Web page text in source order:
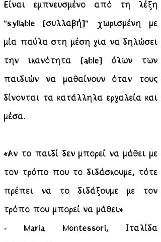
Είναι εμπνευσμένο από τη λέξη
"syllable [συλλαβή]" χωρισμένη με
μία παύλα στη μέση για να δηλώσει
την ικανότητα [able] όλων των
παιδιών να μαθαίνουν όταν τους
δίνονται τα κατάλληλα εργαλεία και
μέσα.
«Αν το παιδί δεν μπορεί να μάθει με
τον τρόπο που το διδάσκουμε, τότε
πρέπει να το διδάξουμε με τον
τρόπο που μπορεί να μάθει»
- Maria Montessori, Ιταλίδα